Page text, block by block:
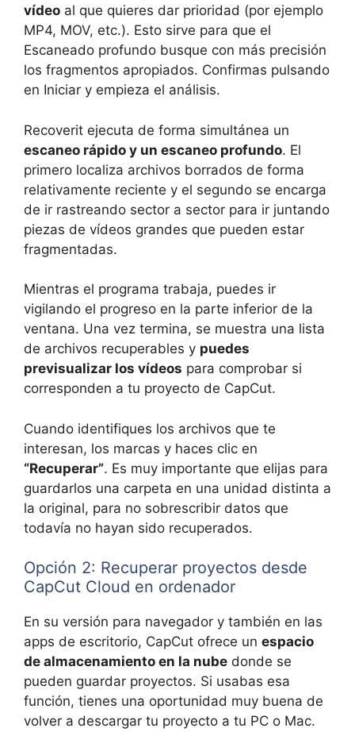
vídeo al que quieres dar prioridad (por ejemplo
MP4, MOV, etc.). Esto sirve para que el
Escaneado profundo busque con más precisión
los fragmentos apropiados. Confirmas pulsando
en Iniciar y empieza el análisis.
Recoverit ejecuta de forma simultánea un
escaneo rápido y un escaneo profundo. El
primero localiza archivos borrados de forma
relativamente reciente y el segundo se encarga
de ir rastreando sector a sector para ir juntando
piezas de vídeos grandes que pueden estar
fragmentadas.
Mientras el programa trabaja, puedes ir
vigilando el progreso en la parte inferior de la
ventana. Una vez termina, se muestra una lista
de archivos recuperables y puedes
previsualizar los vídeos para comprobar si
corresponden a tu proyecto de CapCut.
Cuando identifiques los archivos que te
interesan, los marcas y haces clic en
“Recuperar”. Es muy importante que elijas para
guardarlos una carpeta en una unidad distinta a
la original, para no sobrescribir datos que
todavía no hayan sido recuperados.
Opción 2: Recuperar proyectos desde
CapCut Cloud en ordenador
En su versión para navegador y también en las
apps de escritorio, CapCut ofrece un espacio
de almacenamiento en la nube donde se
pueden guardar proyectos. Si usabas esa
función, tienes una oportunidad muy buena de
volver a descargar tu proyecto a tu PC o Mac.